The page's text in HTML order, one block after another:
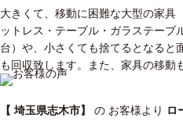
大きくて、移動に困難な大型の家具
ットレス・テーブル・ガラステー
台）や、小さくても捨てるとなると
も回収致します。また、家具の移動
【 埼玉県志木市】 の お客様より ロ